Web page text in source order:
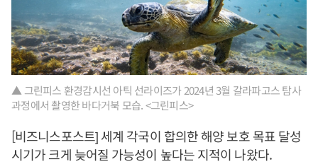
▲ 그린피스 환경감시선 아틱 선라이즈가 2024년 3월 갈라파고스 탐사
과정에서 촬영한 바다거북 모습. <그린피스>
[비즈니스포스트] 세계 각국이 합의한 해양 보호 목표 달성
시기가 크게 늦어질 가능성이 높다는 지적이 나왔다.